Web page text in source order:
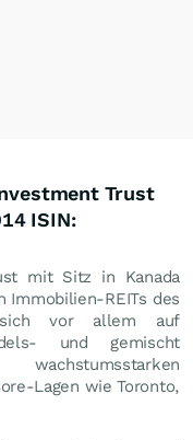
Trust
ISIN:
mit Sitz in Kanada
REITs des
vor allem auf
und gemischt
Lagen wie Toronto,